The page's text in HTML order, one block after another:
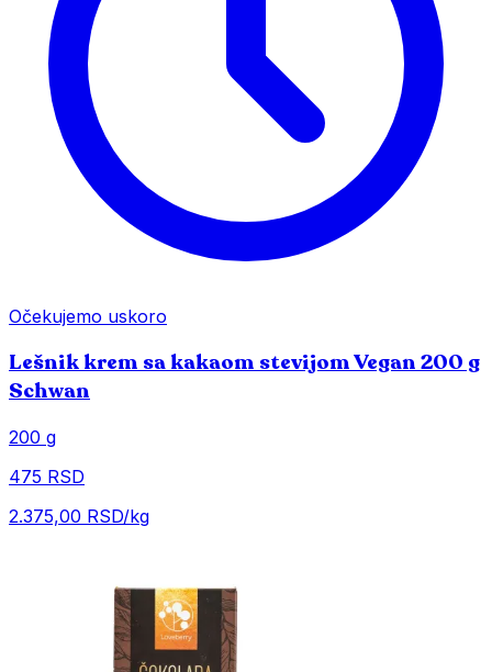
Očekujemo uskoro
Lešnik krem sa kakaom stevijom Vegan 200 g
Schwan
200 g
475 RSD
2.375,00 RSD/kg